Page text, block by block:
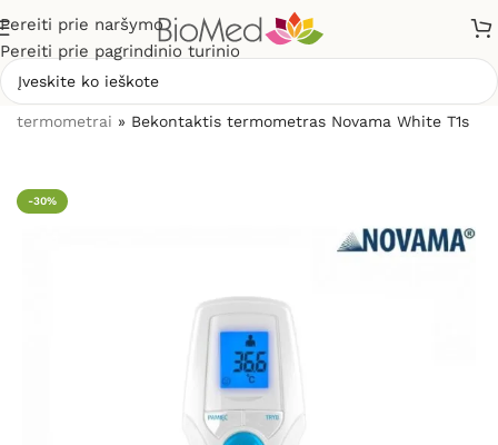
Pereiti prie naršymo
Pereiti prie pagrindinio turinio
termometrai » Bekontaktis termometras Novama White T1s
-30%